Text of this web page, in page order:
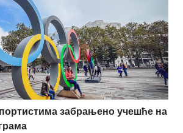
забрањено учешће на